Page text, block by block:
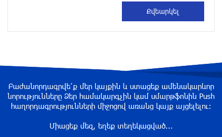
Փաշինյանն ու Թրամփը հեռախոսազրույց են
ունեցել
Սիցիլիայի օդանավակայանը փակվել է Էթնա
հրաբխի ժայթքման պատճառով
5 ժամ առաջ
Երևանի Կենտրոնում փոշու
Բաժանորդագրվե՛ք մեր կայքին և ստացեք ամենակարևոր
նորությունները Ձեր համակարգչին կամ սմարթֆոնին Push
հաղորդագրությունների միջոցով առանց կայք այցելելու։
Միացեք մեզ, եղեք տեղեկացված...